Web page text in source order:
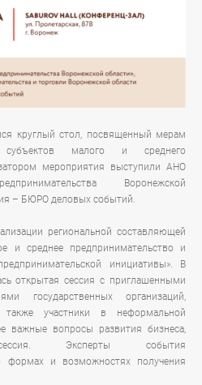
круглый стол, посвященный мерам
малого и среднего
мероприятия выступили АНО
Воронежской
– БЮРО деловых событий.
региональной составляющей
и среднее предпринимательство и
инициативы». В
открытая сессия с приглашенными
государственных организаций,
участники в неформальной
важные вопросы развития бизнеса,
сессия. Эксперты события
формах и возможностях получения